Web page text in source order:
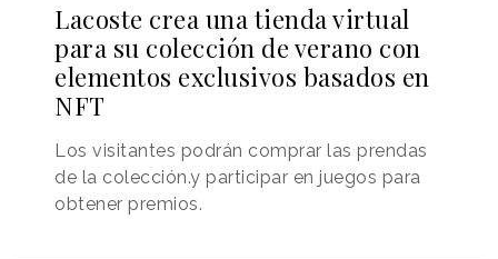
Lacoste crea una tienda virtual
para su colección de verano con
elementos exclusivos basados en
NFT
Los visitantes podrán comprar las prendas
de la colección.y participar en juegos para
obtener premios.